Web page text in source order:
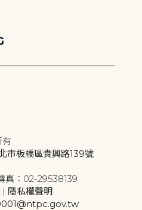
市板橋區貴興路139號
真：02-29538139
| 隱私權聲明